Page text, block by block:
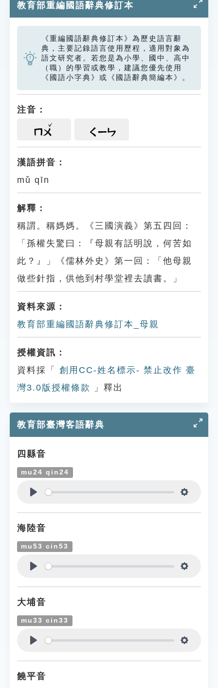
教育部重編國語辭典修訂本
《重編國語辭典修訂本》為歷史語言辭
典，主要記錄語言使用歷程，適用對象為
語文研究者。若您是為小學、國中、高中
（職）的學習或教學，建議您優先使用
《國語小字典》或《國語辭典簡編本》。
注音：
ㄇㄨ ㄑㄧㄣ
漢語拼音：
mǔ qīn
解釋：
稱謂。稱媽媽。《三國演義》第五四回：
「孫權失驚曰：『母親有話明說，何苦如
此？』」《儒林外史》第一回：「他母親
做些針指，供他到村學堂裡去讀書。」
資料來源：
教育部重編國語辭典修訂本_母親
授權資訊：
資料採「
創用CC-姓名標示- 禁止改作 臺
灣3.0版授權條款
」釋出
教育部臺灣客語辭典
四縣音
mu24 qin24
海陸音
mu53 cin53
大埔音
mu33 cin33
饒平音